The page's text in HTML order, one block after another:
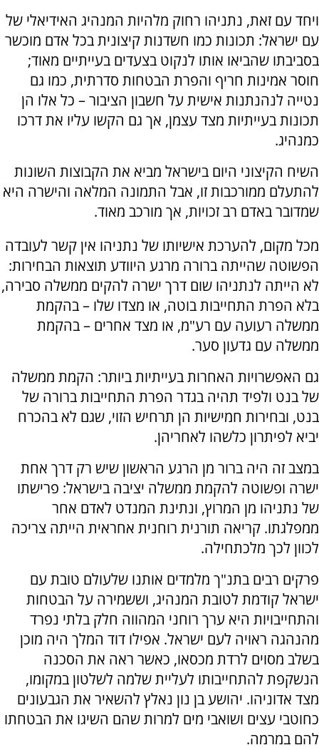
ויחד עם זאת, נתניהו רחוק מלהיות המנהיג האידיאלי של
עם ישראל: תכונות כמו חשדנות קיצונית בכל אדם מוכשר
בסביבתו שהביאו אותו לנקוט בצעדים בעייתיים מאוד;
חוסר אמינות חריף והפרת הבטחות סדרתית, כמו גם
נטייה לנהנתנות אישית על חשבון הציבור – כל אלו הן
תכונות בעייתיות מצד עצמן, אך גם הקשו עליו את דרכו
כמנהיג.
השיח הקיצוני היום בישראל מביא את הקבוצות השונות
להתעלם ממורכבות זו, אבל התמונה המלאה והישרה היא
שמדובר באדם רב זכויות, אך מורכב מאוד.
מכל מקום, להערכת אישיותו של נתניהו אין קשר לעובדה
הפשוטה שהייתה ברורה מרגע היוודע תוצאות הבחירות:
לא הייתה לנתניהו שום דרך ישרה להקים ממשלה סבירה,
בלא הפרת התחייבות בוטה, או מצדו שלו – בהקמת
ממשלה רעועה עם רע"מ, או מצד אחרים – בהקמת
ממשלה עם גדעון סער.
גם האפשרויות האחרות בעייתיות ביותר: הקמת ממשלה
של בנט ולפיד תהיה בגדר הפרת התחייבות ברורה של
בנט, ובחירות חמישיות הן תרחיש הזוי, שגם לא בהכרח
יביא לפיתרון כלשהו לאחריהן.
במצב זה היה ברור מן הרגע הראשון שיש רק דרך אחת
ישרה ופשוטה להקמת ממשלה יציבה בישראל: פרישתו
של נתניהו מן המרוץ, ונתינת המנדט לאדם אחר
ממפלגתו. קריאה תורנית רוחנית אחראית הייתה צריכה
לכוון לכך מלכתחילה.
פרקים רבים בתנ"ך מלמדים אותנו שלעולם טובת עם
ישראל קודמת לטובת המנהיג, וששמירה על הבטחות
והתחייבויות היא ערך רוחני המהווה חלק בלתי נפרד
מהנהגה ראויה לעם ישראל. אפילו דוד המלך היה מוכן
בשלב מסוים לרדת מכסאו, כאשר ראה את הסכנה
הנשקפת להתחייבותו לעליית שלמה לשלטון במקומו,
מצד אדוניהו. יהושע בן נון נאלץ להשאיר את הגבעונים
כחוטבי עצים ושואבי מים למרות שהם השיגו את הבטחתו
להם במרמה.